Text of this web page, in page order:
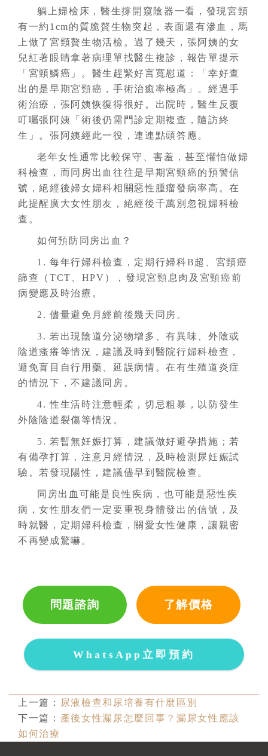
躺上婦檢床，醫生撐開窺陰器一看，發現宮頸
有一約1cm的質脆贅生物突起，表面還有滲血，馬
上做了宮頸贅生物活檢。過了幾天，張阿姨的女
兒紅著眼睛拿著病理單找醫生複診，報告單提示
「宮頸鱗癌」。醫生趕緊好言寬慰道：「幸好查
出的是早期宮頸癌，手術治癒率極高」。經過手
術治療，張阿姨恢復得很好。出院時，醫生反覆
叮囑張阿姨「術後仍需門診定期複查，隨訪終
生」。張阿姨經此一役，連連點頭答應。
老年女性通常比較保守、害羞，甚至懼怕做婦
科檢查，而同房出血往往是早期宮頸癌的預警信
號，絕經後婦女婦科相關惡性腫瘤發病率高。在
此提醒廣大女性朋友，絕經後千萬別忽視婦科檢
查。
如何預防同房出血？
1. 每年行婦科檢查，定期行婦科B超、宮頸癌
篩查（TCT、HPV），發現宮頸息肉及宮頸癌前
病變應及時治療。
2. 儘量避免月經前後幾天同房。
3. 若出現陰道分泌物增多、有異味、外陰或
陰道瘙癢等情況，建議及時到醫院行婦科檢查，
避免盲目自行用藥、延誤病情。在有生殖道炎症
的情況下，不建議同房。
4. 性生活時注意輕柔，切忌粗暴，以防發生
外陰陰道裂傷等情況。
5. 若暫無妊娠打算，建議做好避孕措施；若
有備孕打算，注意月經情況，及時檢測尿妊娠試
驗。若發現陽性，建議儘早到醫院檢查。
同房出血可能是良性疾病，也可能是惡性疾
病，女性朋友們一定要重視身體發出的信號，及
時就醫，定期婦科檢查，關愛女性健康，讓親密
不再變成驚嚇。
問題諮詢 了解價格
WhatsApp立即預約
上一篇：
尿液檢查和尿培養有什麼區別
下一篇： 產後女性漏尿怎麼回事？漏尿女性應該
如何治療